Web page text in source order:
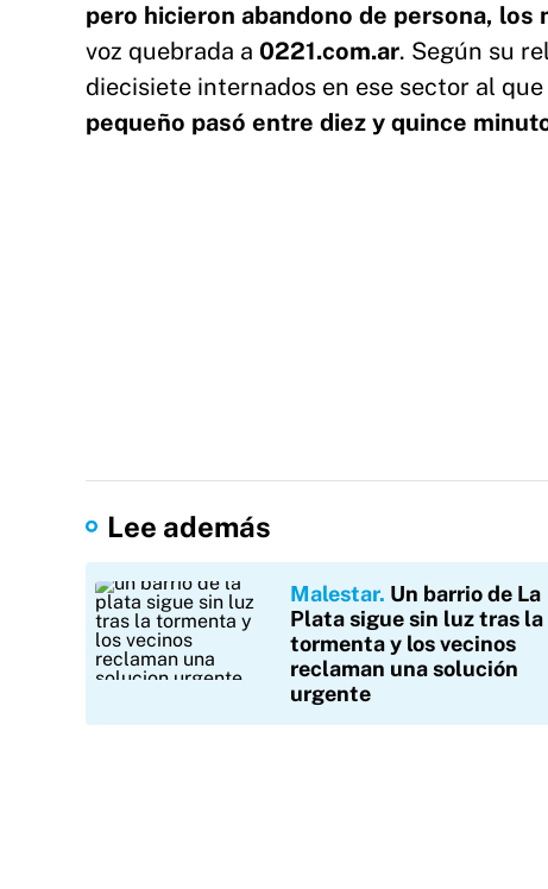
pero hicieron abandono de persona,
voz quebrada a 0221.com.ar. Según su
diecisiete internados en ese sector al
pequeño pasó entre diez y quince
Lee además
Malestar Un barrio de La
Plata sigue sin luz tras la
tormenta y los vecinos
reclaman una solución
urgente